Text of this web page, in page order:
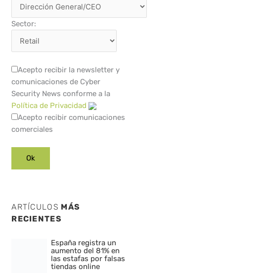
Sector:
Acepto recibir la newsletter y
comunicaciones de Cyber
Security News conforme a la
Política de Privacidad
Acepto recibir comunicaciones
comerciales
ARTÍCULOS MÁS
RECIENTES
España registra un
aumento del 81% en
las estafas por falsas
tiendas online